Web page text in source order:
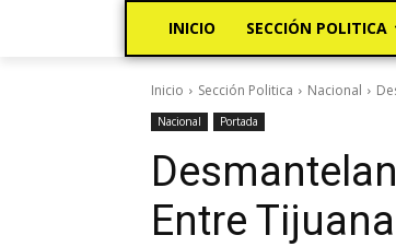
INICIO SECCIÓN POLITICA
Inicio Sección Politica Nacional
Nacional Portada
Entre